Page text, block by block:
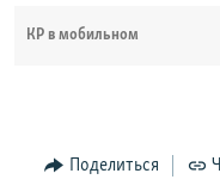
КР в мобильном
Поделиться